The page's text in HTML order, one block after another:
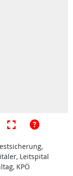
Leitspital
KPÖ